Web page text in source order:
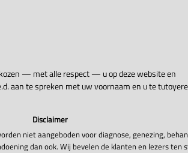
— met alle respect — u op deze website en
aan te spreken met uw voornaam en u te
Disclaimer
niet aangeboden voor diagnose, genezing,
dan ook. Wij bevelen de klanten en lezers ten